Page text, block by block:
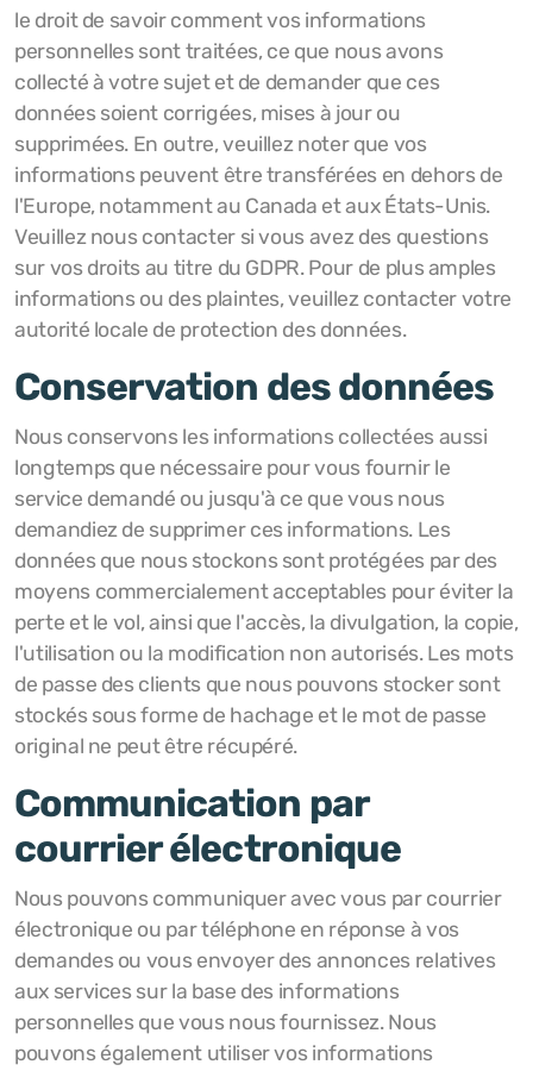
le droit de savoir comment vos informations
personnelles sont traitées, ce que nous avons
collecté à votre sujet et de demander que ces
données soient corrigées, mises à jour ou
supprimées. En outre, veuillez noter que vos
informations peuvent être transférées en dehors de
l'Europe, notamment au Canada et aux États-Unis.
Veuillez nous contacter si vous avez des questions
sur vos droits au titre du GDPR. Pour de plus amples
informations ou des plaintes, veuillez contacter votre
autorité locale de protection des données.
Conservation des données
Nous conservons les informations collectées aussi
longtemps que nécessaire pour vous fournir le
service demandé ou jusqu'à ce que vous nous
demandiez de supprimer ces informations. Les
données que nous stockons sont protégées par des
moyens commercialement acceptables pour éviter la
perte et le vol, ainsi que l'accès, la divulgation, la copie,
l'utilisation ou la modification non autorisés. Les mots
de passe des clients que nous pouvons stocker sont
stockés sous forme de hachage et le mot de passe
original ne peut être récupéré.
Communication par
courrier électronique
Nous pouvons communiquer avec vous par courrier
électronique ou par téléphone en réponse à vos
demandes ou vous envoyer des annonces relatives
aux services sur la base des informations
personnelles que vous nous fournissez. Nous
pouvons également utiliser vos informations